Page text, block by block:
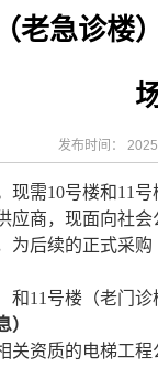
维护服老急诊楼
发布时间：
现需10号楼和11
应商，现面向社
为后续的正式采
和11号楼（老门
）
关资质的电梯工